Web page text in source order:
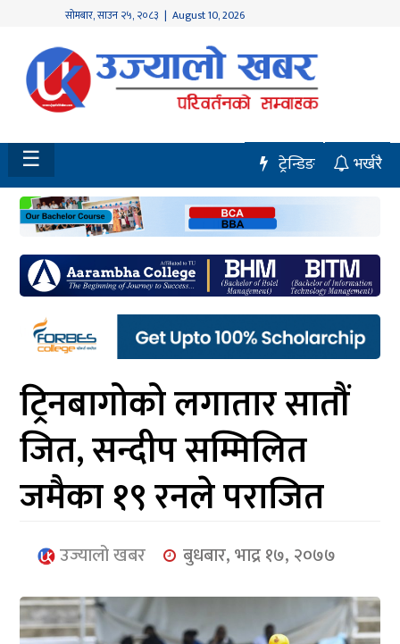
सोमबार,साउन २५, २०८३ | August 10, 2026
होमपेज
नवलपुर
विशेष
मध्य
नेपाल
चितवन
सेरोफेरो
समाचार
आर्थिक
मनोरञ्जन
खेलकुद
प्रबास
युनिकोड
☰ भर्खरै
ट्रेन्डिङ
ट्रिनबागोको लगातार सातौं
जित, सन्दीप सम्मिलित
जमैका १९ रनले पराजित
उज्यालो खबर बुधबार, भाद्र १७, २०७७